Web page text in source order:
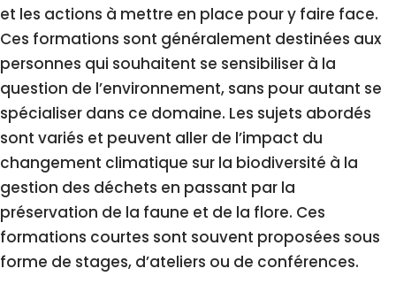
et les actions à mettre en place pour y faire face.
Ces formations sont généralement destinées aux
personnes qui souhaitent se sensibiliser à la
question de l’environnement, sans pour autant se
spécialiser dans ce domaine. Les sujets abordés
sont variés et peuvent aller de l’impact du
changement climatique sur la biodiversité à la
gestion des déchets en passant par la
préservation de la faune et de la flore. Ces
formations courtes sont souvent proposées sous
forme de stages, d’ateliers ou de conférences.